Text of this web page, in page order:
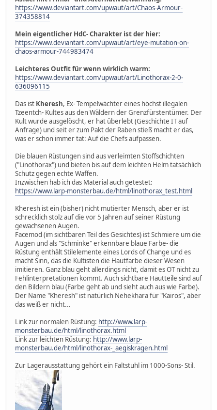
https://www.deviantart.com/upwaut/art/Chaos-Armour-
374358814
Mein eigentlicher HdC- Charakter ist der hier:
https://www.deviantart.com/upwaut/art/eye-mutation-on-
chaos-armour-744983474
Leichteres Outfit für wenn wirklich warm:
https://www.deviantart.com/upwaut/art/Linothorax-2-0-
636096115
Das ist Kheresh, Ex- Tempelwächter eines höchst illegalen
Tzeentch- Kultes aus den Wäldern der Grenzfürstentümer. Der
Kult wurde ausgelöscht, er hat überlebt (Geschichte IT auf
Anfrage) und seit er zum Pakt der Raben stieß macht er das,
was er schon immer tat: Auf die Chefs aufpassen.
Die blauen Rüstungen sind aus verleimten Stoffschichten
("Linothorax") und bieten bis auf dem leichten Helm tatsächlich
Schutz gegen echte Waffen.
Inzwischen hab ich das Material auch getestet:
https://www.larp-monsterbau.de/html/linothorax_test.html
Kheresh ist ein (bisher) nicht mutierter Mensch, aber er ist
schrecklich stolz auf die vor 5 Jahren auf seiner Rüstung
gewachsenen Augen.
Facemod (im sichtbaren Teil des Gesichtes) ist Schmiere um die
Augen und als "Schminke" erkennbare blaue Farbe- die
Rüstung enthält Stilelemente eines Lords of Change und es
macht Sinn, das die Kultisten die Hautfarbe dieser Wesen
imitieren. Ganz blau geht allerdings nicht, damit es OT nicht zu
Fehlinterpretationen kommt. Auch sichtbare Hautteile sind auf
den Bildern blau (Farbe geht ab und sieht auch aus wie Farbe).
Der Name "Kheresh" ist natürlich Nehekhara für "Kairos", aber
das weiß er nicht...
Link zur normalen Rüstung: http://www.larp-
monsterbau.de/html/linothorax.html
Link zur leichten Rüstung: http://www.larp-
monsterbau.de/html/linothorax-_aegiskragen.html
Zur Lagerausstattung gehört ein Faltstuhl im 1000-Sons- Stil.